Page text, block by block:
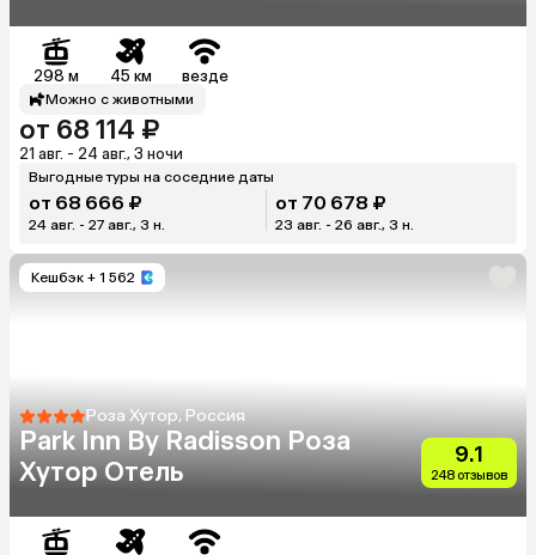
298 м 45 км везде
Можно с животными
от 68 114 ₽
21 авг. - 24 авг., 3 ночи
Выгодные туры на соседние даты
от 68 666 ₽
24 авг. - 27 авг., 3 н.
от 70 678 ₽
23 авг. - 26 авг., 3 н.
Кешбэк + 1 562
Роза Хутор, Россия
Park Inn By Radisson Роза
Хутор Отель
9.1
248 отзывов